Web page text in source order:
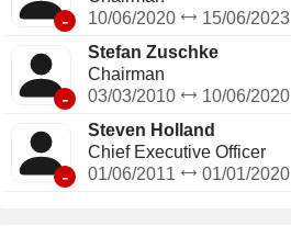
-
10/06/2020
15/06/2023
-
Stefan Zuschke
Chairman
03/03/2010
10/06/2020
-
Steven Holland
Chief Executive Officer
01/06/2011
01/01/2020